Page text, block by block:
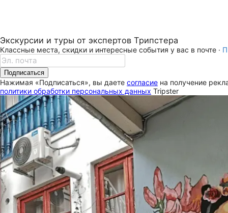
Экскурсии и туры от экспертов Трипстера
Классные места, скидки и интересные события у вас в почте ·
Подписаться
Нажимая «Подписаться», вы даете согласие на получение
политики обработки персональных данных Tripster